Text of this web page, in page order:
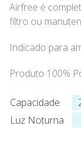
Airfree é
filtro ou
Indicado para
Produto 100%
Capacidade
Luz Noturna